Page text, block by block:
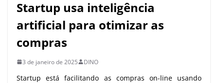
Startup usa inteligência
artificial para otimizar as
compras
3 de janeiro de 2025 DINO
Startup está facilitando as compras on-line usando